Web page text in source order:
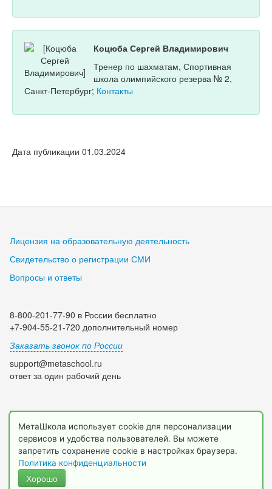
Коцюба Сергей Владимирович
Тренер по шахматам, Спортивная
школа олимпийского резерва № 2,
Санкт-Петербург; Контакты
Дата публикации 01.03.2024
Лицензия на образовательную деятельность
Свидетельство о регистрации СМИ
Вопросы и ответы
8-800-201-77-90 в России бесплатно
+7-904-55-21-720 дополнительный номер
Заказать звонок по России
support@metaschool.ru
ответ за один рабочий день
Мы в социальных сетях:
© 2009-2026 МетаШкола, www.metaschool.ru
МетаШкола использует cookie для персонализации
сервисов и удобства пользователей. Вы можете
запретить сохранение cookie в настройках браузера.
Политика конфиденциальности
Хорошо